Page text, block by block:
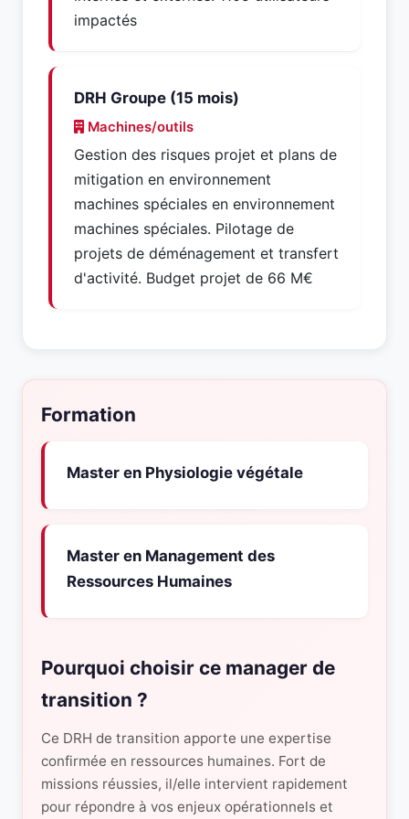
impactés
DRH Groupe (15 mois)
Machines/outils
Gestion des risques projet et plans de
mitigation en environnement
machines spéciales en environnement
machines spéciales. Pilotage de
projets de déménagement et transfert
d'activité. Budget projet de 66 M€
Formation
Master en Physiologie végétale
Master en Management des
Ressources Humaines
Pourquoi choisir ce manager de
transition ?
Ce DRH de transition apporte une expertise
confirmée en ressources humaines. Fort de
missions réussies, il/elle intervient rapidement
pour répondre à vos enjeux opérationnels et